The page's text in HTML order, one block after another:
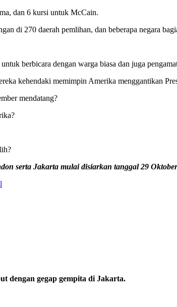
dan 6 kursi untuk McCain.
di 270 daerah pemlihan, dan beberapa negara
berbicara dengan warga biasa dan juga
kehendaki memimpin Amerika menggantikan
mendatang?
serta Jakarta mulai disiarkan tanggal 29 Oktober
dengan gegap gempita di Jakarta.